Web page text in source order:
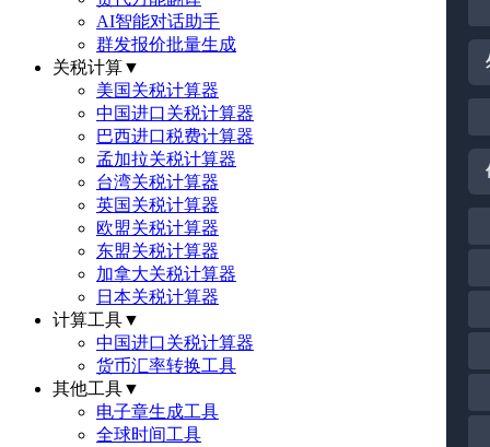
AI智能对话助手
群发报价批量生成
关税计算▼
美国关税计算器
中国进口关税计算器
巴西进口税费计算器
孟加拉关税计算器
台湾关税计算器
英国关税计算器
欧盟关税计算器
东盟关税计算器
加拿大关税计算器
日本关税计算器
计算工具▼
中国进口关税计算器
货币汇率转换工具
其他工具▼
电子章生成工具
全球时间工具